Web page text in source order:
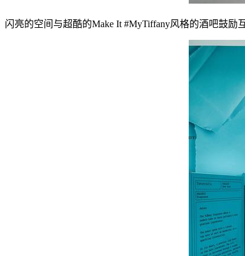
闪亮的空间与超酷的Make It #MyTiffany风格的酒吧鼓